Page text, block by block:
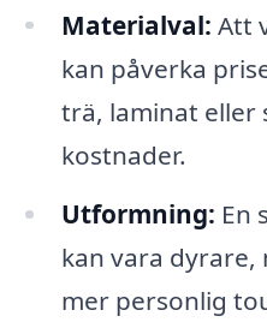
Materialval: Att
kan påverka
trä, laminat eller
kostnader.
Utformning: En
kan vara dyrare,
mer personlig